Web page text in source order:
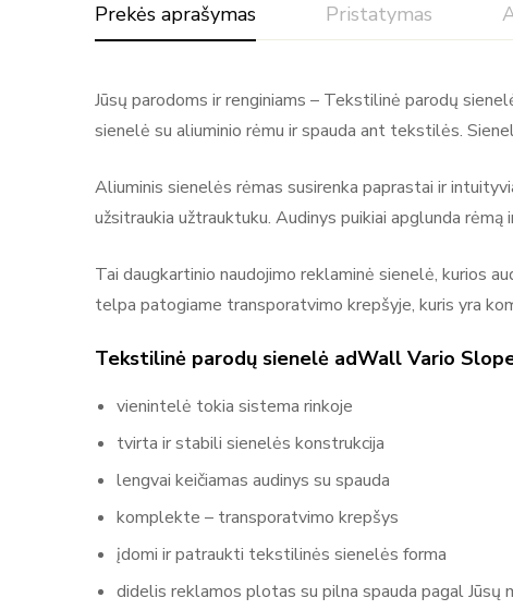
Prekės aprašymas Pristatymas
Jūsų parodoms ir renginiams – Tekstilinė parodų
sienelė su aliuminio rėmu ir spauda ant tekstilės.
Aliuminis sienelės rėmas susirenka paprastai ir
užsitraukia užtrauktuku. Audinys puikiai apglunda rėmą
Tai daugkartinio naudojimo reklaminė sienelė, kurios
telpa patogiame transporatvimo krepšyje, kuris yra
Tekstilinė parodų sienelė adWall Vario
vienintelė tokia sistema rinkoje
tvirta ir stabili sienelės konstrukcija
lengvai keičiamas audinys su spauda
komplekte – transporatvimo krepšys
įdomi ir patraukti tekstilinės sienelės forma
didelis reklamos plotas su pilna spauda pagal Jūsų
Daugiau prekių
Reitingas ir
Nėra atsiliepimų.